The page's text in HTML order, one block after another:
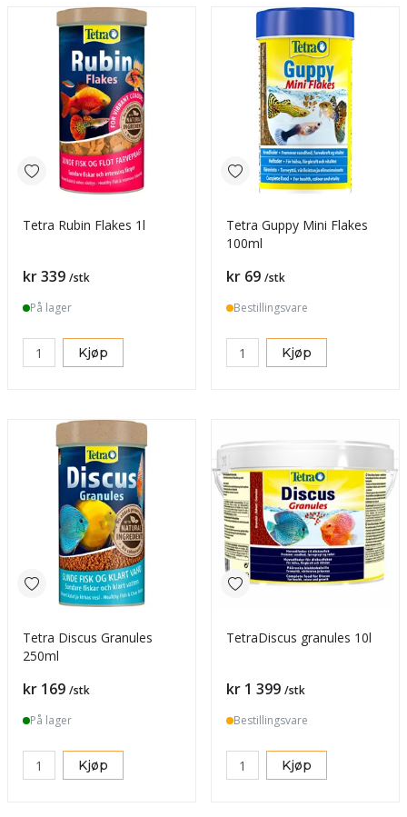
Tetra Rubin Flakes 1l
Pris
kr 339 /stk
På lager
Kjøp
Tetra Guppy Mini Flakes
100ml
Pris
kr 69 /stk
Bestillingsvare
Kjøp
Tetra Discus Granules
250ml
Pris
kr 169 /stk
På lager
Kjøp
TetraDiscus granules 10l
Pris
kr 1 399 /stk
Bestillingsvare
Kjøp